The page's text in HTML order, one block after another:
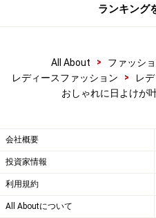
ランキング
All About > ファッシ
レディースファッション
> レ
おしゃれに日よけが
会社概要
投資家情報
利用規約
All Aboutについて